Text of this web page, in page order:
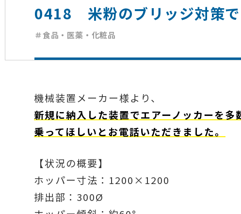
0418 米粉のブリッジ対策で
＃食品・医薬・化粧品
機械装置メーカー様より、
新規に納入した装置でエアーノッカーを
乗ってほしいとお電話いただきました。
【状況の概要】
ホッパー寸法：1200×1200
排出部：300Ø